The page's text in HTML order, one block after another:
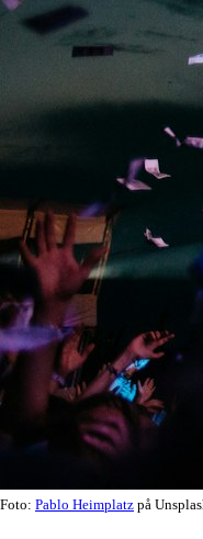
Foto: Pablo Heimplatz på